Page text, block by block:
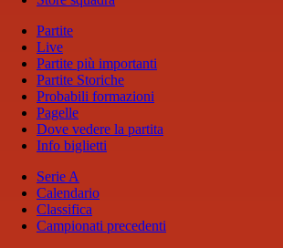
Partite
Live
Partite più importanti
Partite Storiche
Probabili formazioni
Pagelle
Dove vedere la partita
Info biglietti
Serie A
Calendario
Classifica
Campionati precedenti